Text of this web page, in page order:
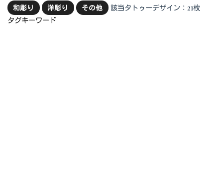
和彫り 洋彫り その他
該当タトゥーデザイン：21枚
タグキーワード